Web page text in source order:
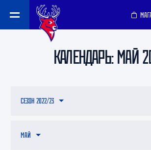
КАЛЕНДАРЬ: МАЙ
МАЙ
СЕЗОН 2022/23